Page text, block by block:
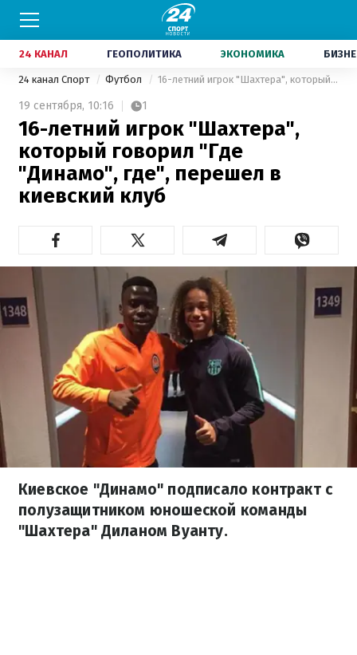
24 КАНАЛ ГЕОПОЛИТИКА ЭКОНОМИКА
24 канал Спорт Футбол 16-летний игрок "Шахтера", который говорил "Где "Динамо", где", перешел в киевский клуб
19 сентября, 10:16 1
16-летний игрок "Шахтера",
который говорил "Где
"Динамо", где", перешел в
киевский клуб
Киевское "Динамо" подписало контракт с
полузащитником юношеской команды
"Шахтера" Диланом Вуанту.